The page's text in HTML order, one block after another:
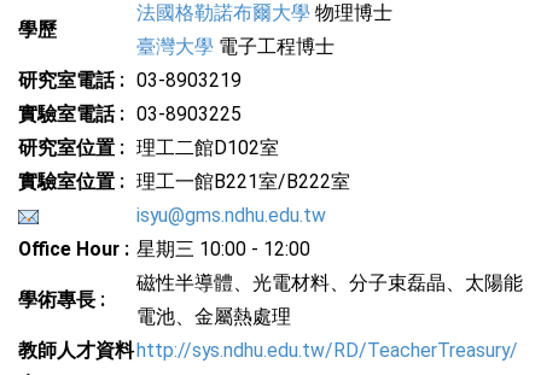
學歷
法國格勒諾布爾大學 物理博士
臺灣大學 電子工程博士
研究室電話 : 03-8903219
實驗室電話 : 03-8903225
研究室位置 : 理工二館D102室
實驗室位置 : 理工一館B221室/B222室
isyu@gms.ndhu.edu.tw
Office Hour : 星期三 10:00 - 12:00
學術專長 :
磁性半導體、光電材料、分子束磊晶、太陽能
電池、金屬熱處理
教師人才資料 http://sys.ndhu.edu.tw/RD/TeacherTreasury/